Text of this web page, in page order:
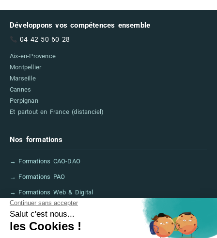
Développons vos compétences ensemble
04 42 50 60 28
Aix-en-Provence
Montpellier
Marseille
Cannes
Perpignan
Et partout en France (distanciel)
Nos formations
→ Formations CAO-DAO
→ Formations PAO
→ Formations Web & Digital
→ Formations IA
→ Financer sa formation (CPF, France Travail)